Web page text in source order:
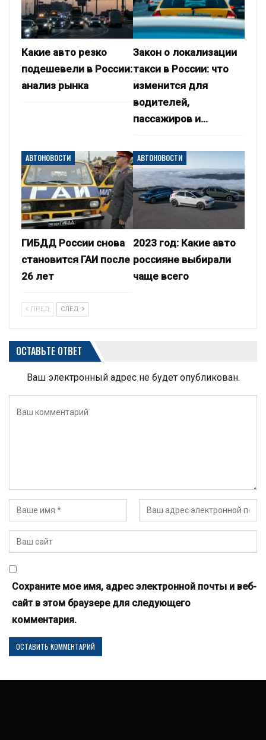
Какие авто резко
подешевели в России:
анализ рынка
Закон о локализации
такси в России: что
изменится для
водителей,
пассажиров и…
АВТОНОВОСТИ
ГИБДД России снова
становится ГАИ после
26 лет
АВТОНОВОСТИ
2023 год: Какие авто
россияне выбирали
чаще всего
ПРЕД СЛЕД
ОСТАВЬТЕ ОТВЕТ
Ваш электронный адрес не будет опубликован.
Сохраните мое имя, адрес электронной почты и веб-
сайт в этом браузере для следующего
комментария.